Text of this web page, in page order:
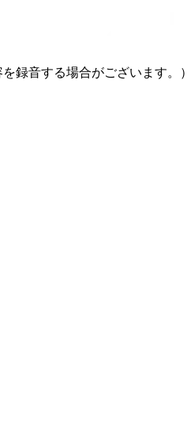
録音する場合がございます。）